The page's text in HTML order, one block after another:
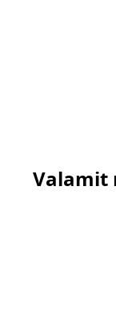
Valamit